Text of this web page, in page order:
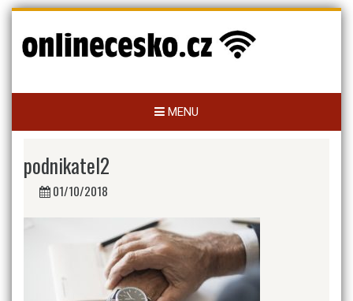
Skip
content
MENU
podnikatel2
01/10/2018